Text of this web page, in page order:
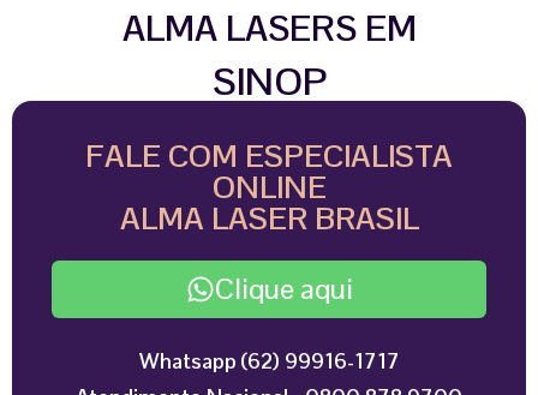
ALMA LASERS EM
SINOP
FALE COM ESPECIALISTA
ONLINE
ALMA LASER BRASIL
Clique aqui
Whatsapp (62) 99916-1717